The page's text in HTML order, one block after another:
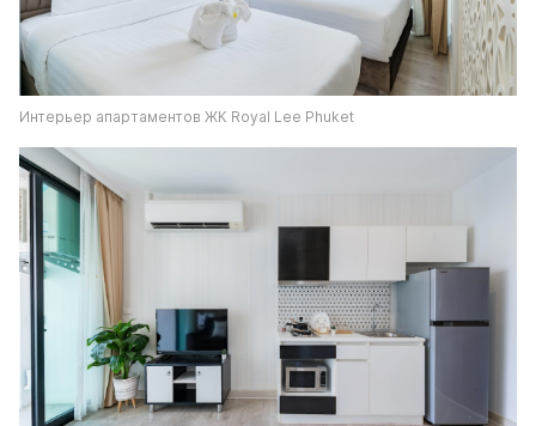
Интерьер апартаментов ЖК Royal Lee Phuket